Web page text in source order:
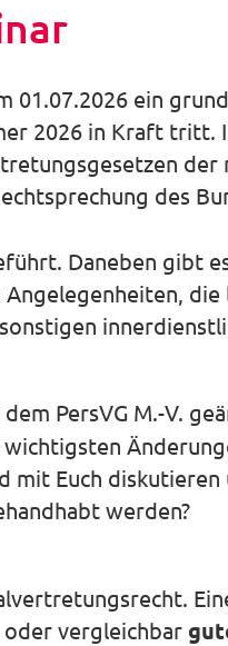
01.07.2026 ein
2026 in Kraft tritt.
des
Daneben gibt
PersVG M.-V.
mit Euch
werden?
oder vergleichbar